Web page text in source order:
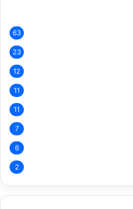
63
23
12
11
11
7
6
2